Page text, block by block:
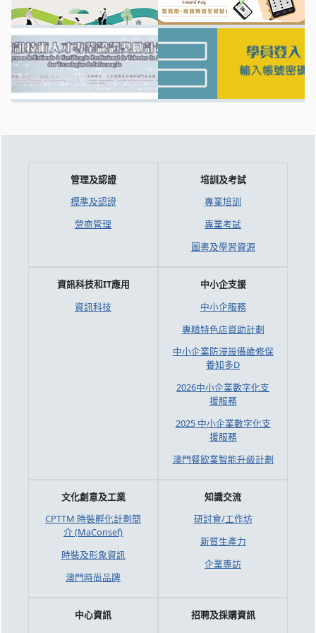
管理及認證
標準及認證
營商管理
培訓及考試
專業培訓
專業考試
圖書及學習資源
資訊科技和IT應用
資訊科技
中小企支援
中小企服務
專精特色店資助計劃
中小企業防浸設備維修保
養知多D
2026中小企業數字化支
援服務
2025 中小企業數字化支
援服務
澳門餐飲業智能升級計劃
文化創意及工業
CPTTM 時裝孵化計劃簡
介 (MaConsef)
時裝及形象資訊
澳門時尚品牌
知識交流
研討會/工作坊
新質生產力
企業專訪
中心資訊
招聘及採購資訊